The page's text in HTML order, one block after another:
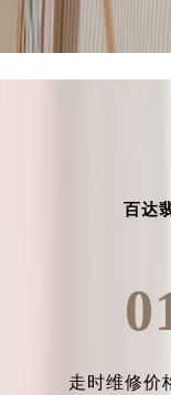
百达
走时维修价